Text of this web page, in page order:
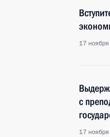
17
с
17